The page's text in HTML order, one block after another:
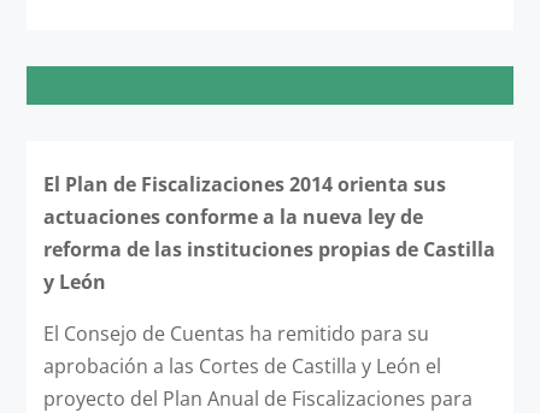
El Plan de Fiscalizaciones 2014 orienta sus
actuaciones conforme a la nueva ley de
reforma de las instituciones propias de Castilla
y León
El Consejo de Cuentas ha remitido para su
aprobación a las Cortes de Castilla y León el
proyecto del Plan Anual de Fiscalizaciones para